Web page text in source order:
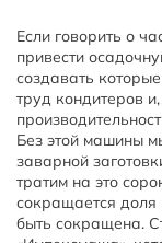
Если говорить о
привести
создавать
труд кондитеров
Без этой машины
заварной
тратим на это
сокращается доля
быть сокращена.